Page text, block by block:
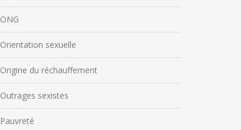
ONG
Orientation sexuelle
Origine du réchauffement
Outrages sexistes
Pauvreté